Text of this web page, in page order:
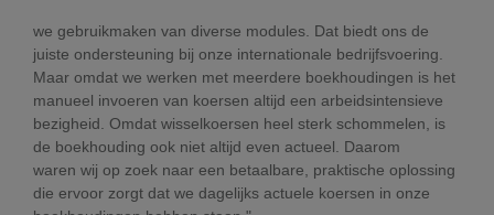
we gebruikmaken van diverse modules. Dat biedt ons de
juiste ondersteuning bij onze internationale bedrijfsvoering.
Maar omdat we werken met meerdere boekhoudingen is het
manueel invoeren van koersen altijd een arbeidsintensieve
bezigheid. Omdat wisselkoersen heel sterk schommelen, is
de boekhouding ook niet altijd even actueel. Daarom
waren wij op zoek naar een betaalbare, praktische oplossing
die ervoor zorgt dat we dagelijks actuele koersen in onze